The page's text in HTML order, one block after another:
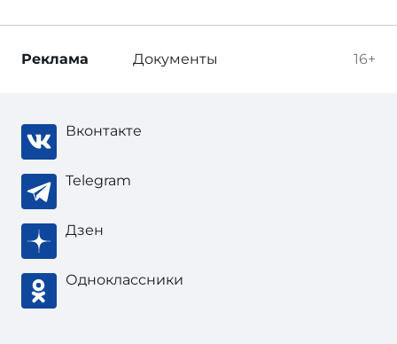
16+
Реклама Документы
Вконтакте
Telegram
Дзен
Одноклассники